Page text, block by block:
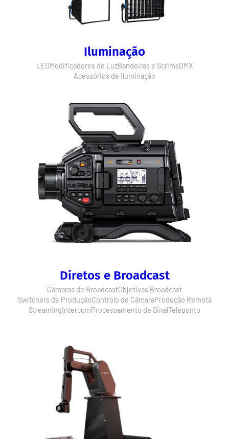
Iluminação
LEDModificadores de LuzBandeiras e ScrimsDMX
Acessórios de Iluminação
Diretos e Broadcast
Câmaras de BroadcastObjetivas Broadcast
Switchers de ProduçãoControlo de CâmaraProdução Remota
StreamingIntercomProcessamento de SinalTeleponto